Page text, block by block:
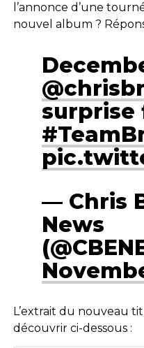
l’annonce d’une
nouvel album ?
surprise
— Chris
News
L’extrait du nouveau
découvrir ci-dessous :